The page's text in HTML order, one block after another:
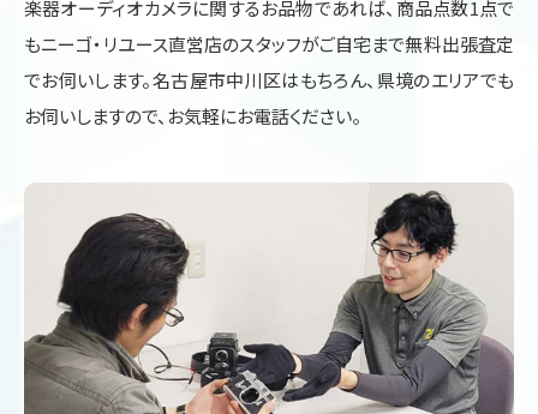
楽器オーディオカメラに関するお品物であれば、商品点数1点で
もニーゴ・リユース直営店のスタッフがご自宅まで無料出張査定
でお伺いします。名古屋市中川区はもちろん、県境のエリアでも
お伺いしますので、お気軽にお電話ください。